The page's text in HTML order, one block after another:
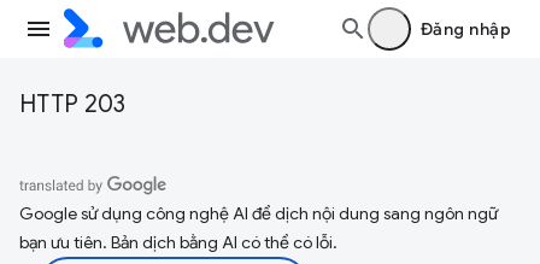
Đăng nhập
HTTP 203
Google sử dụng công nghệ AI để dịch nội dung sang ngôn ngữ
bạn ưu tiên. Bản dịch bằng AI có thể có lỗi.